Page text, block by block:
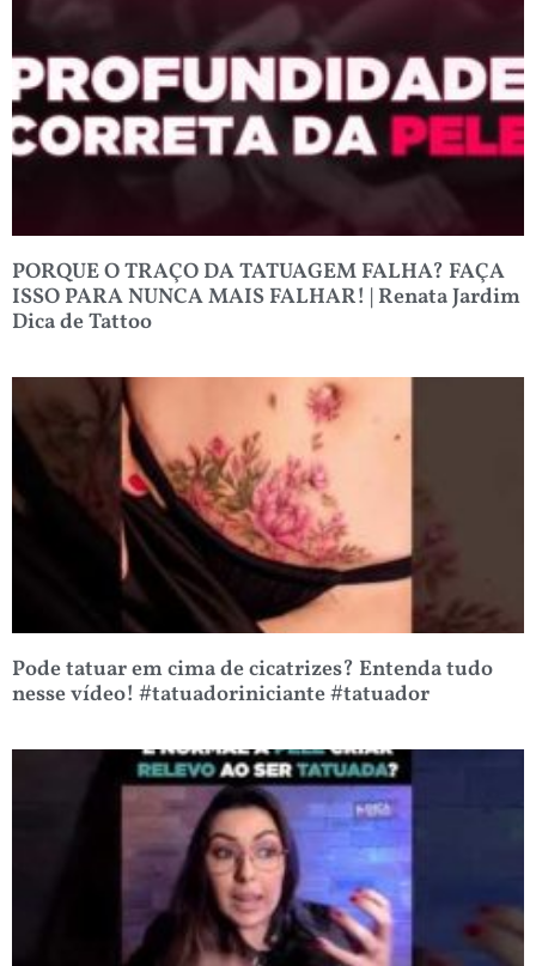
PORQUE O TRAÇO DA TATUAGEM FALHA? FAÇA
ISSO PARA NUNCA MAIS FALHAR! | Renata Jardim
Dica de Tattoo
Pode tatuar em cima de cicatrizes? Entenda tudo
nesse vídeo! #tatuadoriniciante #tatuador